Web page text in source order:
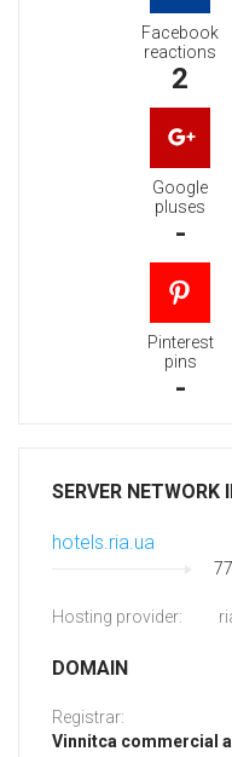
Facebook
reactions
2
Google
pluses
-
Pinterest
pins
-
SERVER NETWORK
hotels.ria.ua
Hosting provider:
DOMAIN
Registrar:
Vinnitca commercial